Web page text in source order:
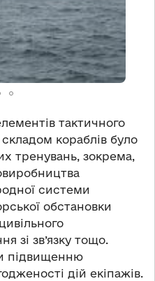
тактичного
кораблів було
тренувань, зокрема,
системи
обстановки
зі зв’язку тощо.
підвищенню
дій екіпажів.